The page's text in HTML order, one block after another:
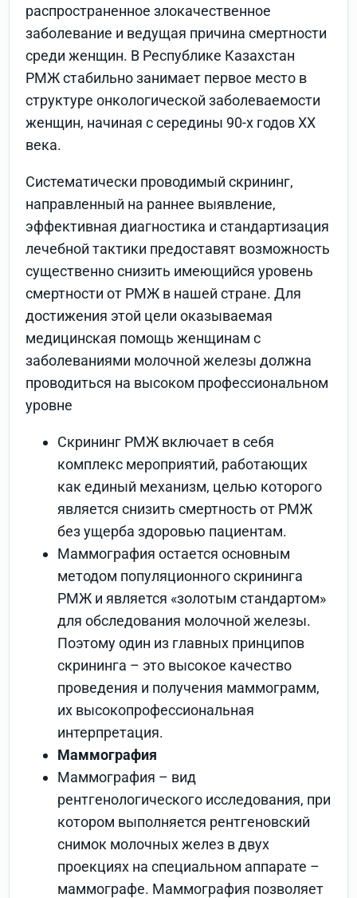
распространенное злокачественное
заболевание и ведущая причина смертности
среди женщин. В Республике Казахстан
РМЖ стабильно занимает первое место в
структуре онкологической заболеваемости
женщин, начиная с середины 90-х годов ХХ
века.
Систематически проводимый скрининг,
направленный на раннее выявление,
эффективная диагностика и стандартизация
лечебной тактики предоставят возможность
существенно снизить имеющийся уровень
смертности от РМЖ в нашей стране. Для
достижения этой цели оказываемая
медицинская помощь женщинам с
заболеваниями молочной железы должна
проводиться на высоком профессиональном
уровне
Скрининг РМЖ включает в себя
комплекс мероприятий, работающих
как единый механизм, целью которого
является снизить смертность от РМЖ
без ущерба здоровью пациентам.
Маммография остается основным
методом популяционного скрининга
РМЖ и является «золотым стандартом»
для обследования молочной железы.
Поэтому один из главных принципов
скрининга – это высокое качество
проведения и получения маммограмм,
их высокопрофессиональная
интерпретация.
Маммография
Маммография – вид
рентгенологического исследования, при
котором выполняется рентгеновский
снимок молочных желез в двух
проекциях на специальном аппарате –
маммографе. Маммография позволяет